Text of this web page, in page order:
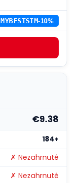
MYBESTSIM-10%
€9.38
184+
✗ Nezahrnuté
✗ Nezahrnuté